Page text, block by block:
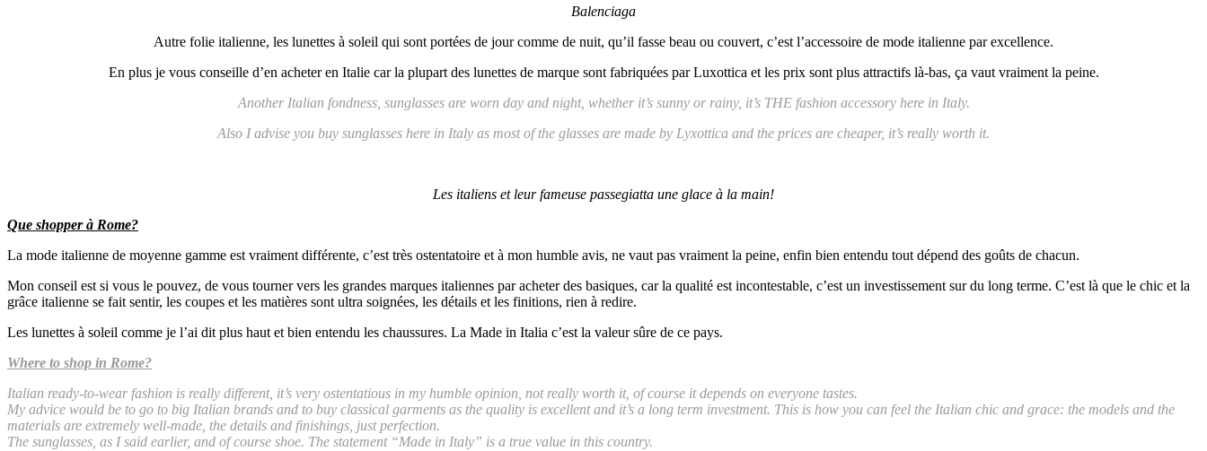
Balenciaga
Autre folie italienne, les lunettes à soleil qui sont portées de jour comme de nuit, qu’il fasse beau ou couvert, c’est l’accessoire de mode italienne par excellence.
En plus je vous conseille d’en acheter en Italie car la plupart des lunettes de marque sont fabriquées par Luxottica et les prix sont plus attractifs là-bas, ça vaut vraiment la peine.
Another Italian fondness, sunglasses are worn day and night, whether it’s sunny or rainy, it’s THE fashion accessory here in Italy.
Also I advise you buy sunglasses here in Italy as most of the glasses are made by Lyxottica and the prices are cheaper, it’s really worth it.
Les italiens et leur fameuse passegiatta une glace à la main!
Que shopper à Rome?
La mode italienne de moyenne gamme est vraiment différente, c’est très ostentatoire et à mon humble avis, ne vaut pas vraiment la peine, enfin bien entendu tout dépend des goûts de chacun.
Mon conseil est si vous le pouvez, de vous tourner vers les grandes marques italiennes par acheter des basiques, car la qualité est incontestable, c’est un investissement sur du long terme. C’est là que le chic et la
grâce italienne se fait sentir, les coupes et les matières sont ultra soignées, les détails et les finitions, rien à redire.
Les lunettes à soleil comme je l’ai dit plus haut et bien entendu les chaussures. La Made in Italia c’est la valeur sûre de ce pays.
Where to shop in Rome?
Italian ready-to-wear fashion is really different, it’s very ostentatious in my humble opinion, not really worth it, of course it depends on everyone tastes.
My advice would be to go to big Italian brands and to buy classical garments as the quality is excellent and it’s a long term investment. This is how you can feel the Italian chic and grace: the models and the
materials are extremely well-made, the details and finishings, just perfection.
The sunglasses, as I said earlier, and of course shoe. The statement “Made in Italy” is a true value in this country.